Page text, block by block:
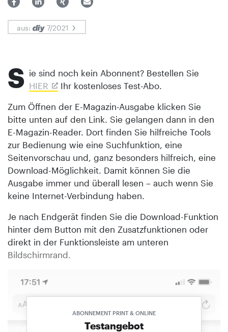
aus: 7/2021
ABONNEMENT PRINT & ONLINE
Testangebot
S ie sind noch kein Abonnent? Bestellen Sie
HIER
Ihr kostenloses Test-Abo.
Zum Öffnen der E-Magazin-Ausgabe klicken Sie
bitte unten auf den Link. Sie gelangen dann in den
E-Magazin-Reader. Dort finden Sie hilfreiche Tools
zur Bedienung wie eine Suchfunktion, eine
Seitenvorschau und, ganz besonders hilfreich, eine
Download-Möglichkeit. Damit können Sie die
Ausgabe immer und überall lesen – auch wenn Sie
keine Internet-Verbindung haben.
Je nach Endgerät finden Sie die Download-Funktion
hinter dem Button mit den Zusatzfunktionen oder
direkt in der Funktionsleiste am unteren
Bildschirmrand.